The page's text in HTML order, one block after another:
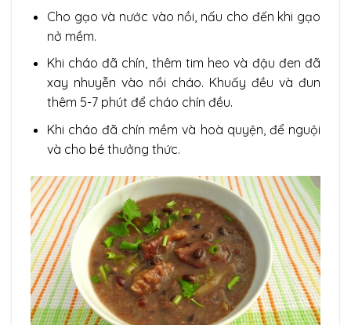
Cho gạo và nước vào nồi, nấu cho đến khi gạo
nở mềm.
Khi cháo đã chín, thêm tim heo và đậu đen đã
xay nhuyễn vào nồi cháo. Khuấy đều và đun
thêm 5-7 phút để cháo chín đều.
Khi cháo đã chín mềm và hoà quyện, để nguội
và cho bé thưởng thức.